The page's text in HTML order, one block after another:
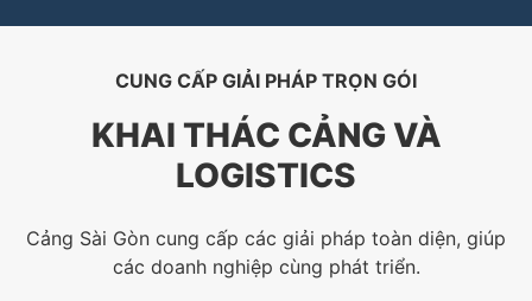
CUNG CẤP GIẢI PHÁP TRỌN GÓI
KHAI THÁC CẢNG VÀ
LOGISTICS
Cảng Sài Gòn cung cấp các giải pháp toàn diện, giúp
các doanh nghiệp cùng phát triển.